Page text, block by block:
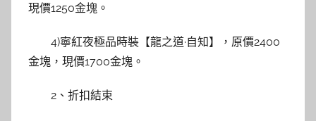
現價1250金塊。
4)寧紅夜極品時裝【龍之道·自知】，原價2400
金塊，現價1700金塊。
2、折扣結束